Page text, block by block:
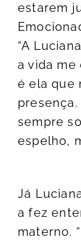
estarem
“A
a vida me
é ela que
sempre
espelho,
Já
a fez
materno.